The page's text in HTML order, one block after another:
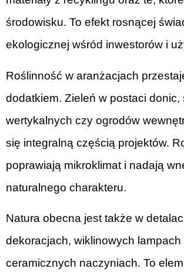
środowisku. To efekt rosnącej
ekologicznej wśród inwestorów i
Roślinność w aranżacjach
dodatkiem. Zieleń w postaci donic,
wertykalnych czy ogrodów
się integralną częścią projektów.
poprawiają mikroklimat i nadają
naturalnego charakteru.
Natura obecna jest także w
dekoracjach, wiklinowych lampach
ceramicznych naczyniach. To